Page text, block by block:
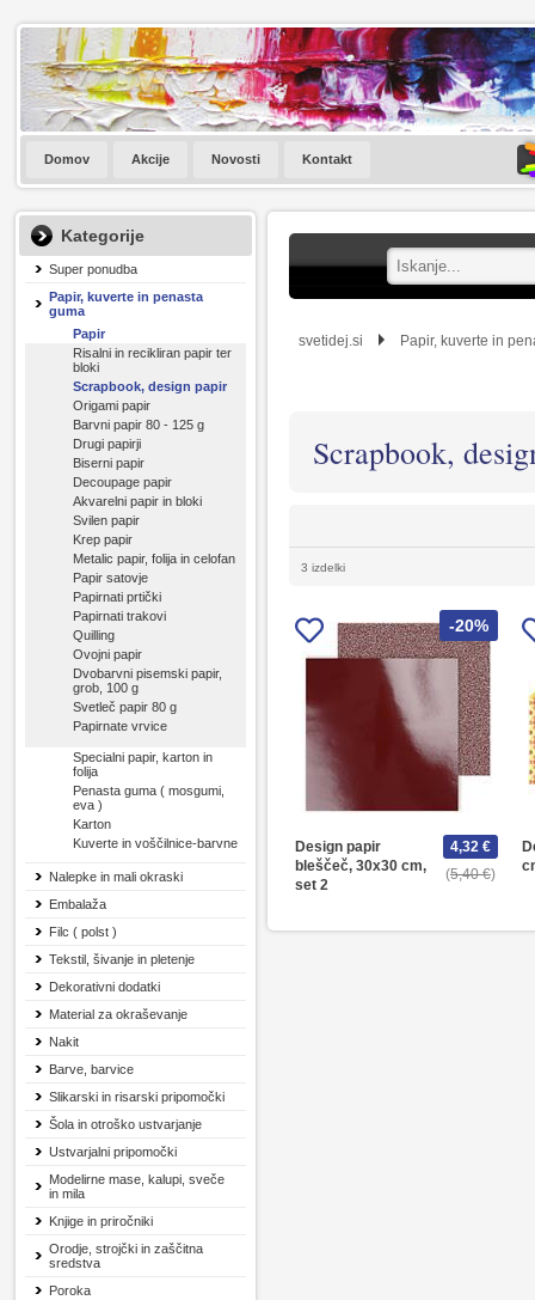
Domov Akcije Novosti Kontakt
Kategorije
Super ponudba
Papir, kuverte in penasta
guma
Papir
Risalni in recikliran papir ter
bloki
Scrapbook, design papir
Origami papir
Barvni papir 80 - 125 g
Drugi papirji
Biserni papir
Decoupage papir
Akvarelni papir in bloki
Svilen papir
Krep papir
Metalic papir, folija in celofan
Papir satovje
Papirnati prtički
Papirnati trakovi
Quilling
Ovojni papir
Dvobarvni pisemski papir,
grob, 100 g
Svetleč papir 80 g
Papirnate vrvice
Specialni papir, karton in
folija
Penasta guma ( mosgumi,
eva )
Karton
Kuverte in voščilnice-barvne
Nalepke in mali okraski
Embalaža
Filc ( polst )
Tekstil, šivanje in pletenje
Dekorativni dodatki
Material za okraševanje
Nakit
Barve, barvice
Slikarski in risarski pripomočki
Šola in otroško ustvarjanje
Ustvarjalni pripomočki
Modelirne mase, kalupi, sveče
in mila
Knjige in priročniki
Orodje, strojčki in zaščitna
sredstva
Poroka
svetidej.si Papir, kuverte in
Scrapbook,
3 izdelki
-20%
Design papir
bleščeč, 30x30 cm,
set 2
5,40 €
4,32 €